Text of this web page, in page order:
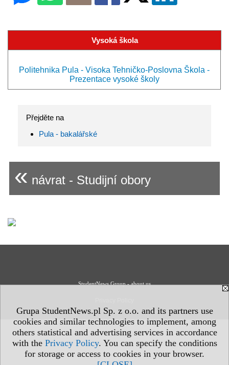
Grupa StudentNews.pl Sp. z o.o. and its partners use
cookies and similar technologies to implement, among
others statistical and advertising services in accordance
with the Privacy Policy. You can specify the conditions
for storage or access to cookies in your browser.
Vysoká škola
Politehnika Pula - Visoka Tehničko-Poslovna Škola -
Prezentace vysoké školy
Přejděte na
Pula - bakalářské
« návrat - Studijní obory
StudentNews Group - about us